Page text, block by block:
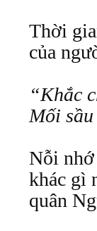
Thời
của
“Khắc
Mối
Nỗi nhớ
khác gì
quân